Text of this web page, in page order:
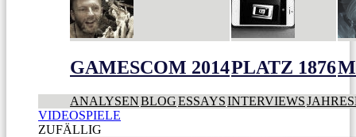
GAMESCOM 2014PLATZ 1876
ANALYSENBLOGESSAYSINTERVIEWS
VIDEOSPIELE
ZUFÄLLIG